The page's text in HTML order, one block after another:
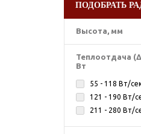
ПОДОБРАТЬ
Высота, мм
Теплоотдача
Вт
55 - 118 Вт/
121 - 190 Вт/
211 - 280 Вт/